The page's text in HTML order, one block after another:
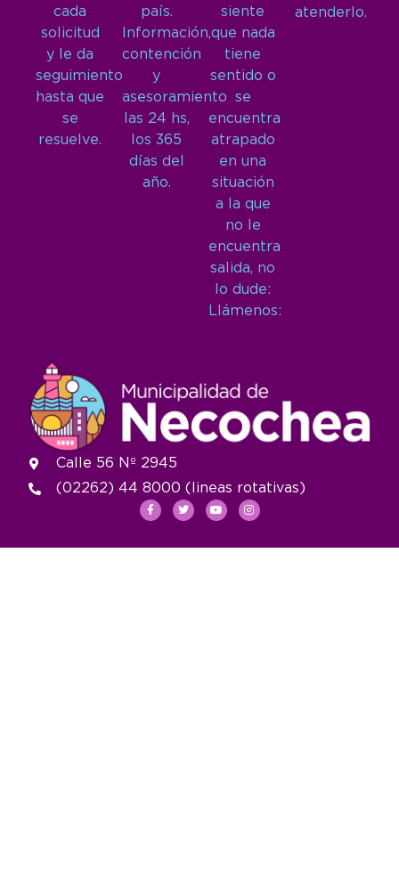
cada
solicitud
y le da
seguimiento
hasta que
se
resuelve.
país.
Información,
contención
y
asesoramiento
las 24 hs,
los 365
días del
año.
siente
que nada
tiene
sentido o
se
encuentra
atrapado
en una
situación
a la que
no le
encuentra
salida, no
lo dude:
Llámenos:
atenderlo.
Calle 56 Nº 2945
(02262) 44 8000 (lineas rotativas)